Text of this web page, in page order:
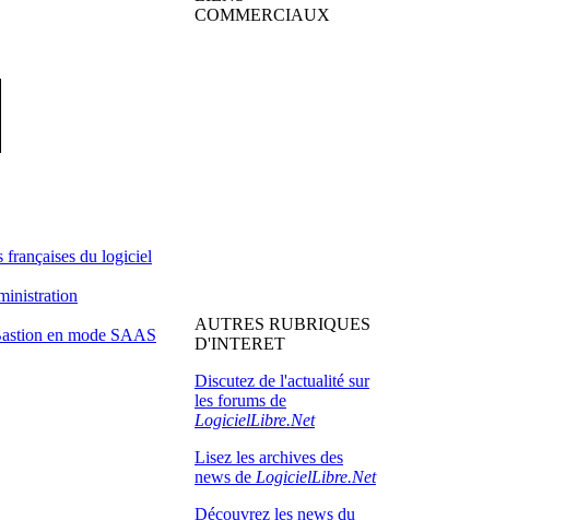
du logiciel
en mode SAAS
COMMERCIAUX
AUTRES RUBRIQUES
D'INTERET
Discutez de l'actualité sur
les forums de
LogicielLibre.Net
Lisez les archives des
news de LogicielLibre.Net
Découvrez les news du